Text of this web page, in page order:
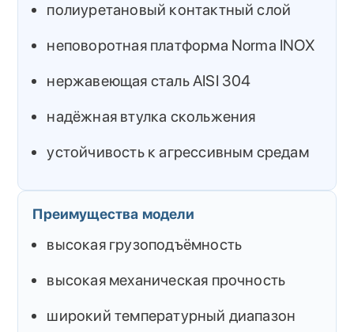
полиуретановый контактный слой
неповоротная платформа Norma INOX
нержавеющая сталь AISI 304
надёжная втулка скольжения
устойчивость к агрессивным средам
Преимущества модели
высокая грузоподъёмность
высокая механическая прочность
широкий температурный диапазон